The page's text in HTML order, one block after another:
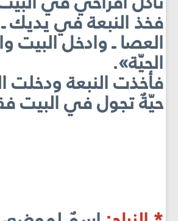
فخذ النبعة في يديك
العصا ـ وادخل البيت
الحيّة».
فأخذت النبعة ودخلت
حيّةٌ تجول في البيت